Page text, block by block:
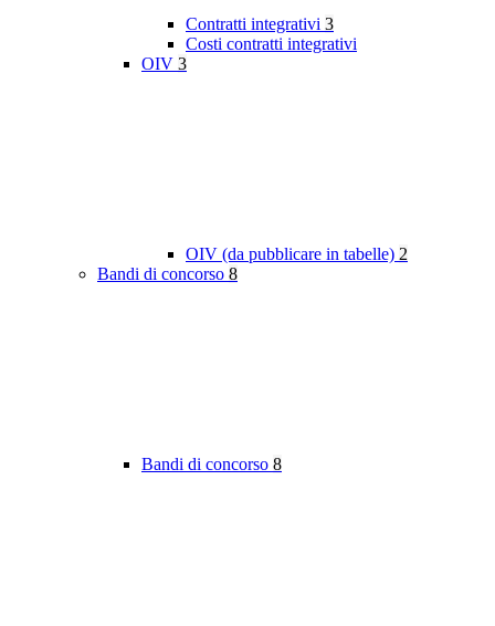
Contratti integrativi 3
Costi contratti integrativi
OIV 3
OIV (da pubblicare in tabelle) 2
Bandi di concorso 8
Bandi di concorso 8